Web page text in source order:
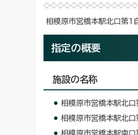
相模原市営橋本駅北口第1
指定の概要
施設の名称
相模原市営橋本駅北
相模原市営橋本駅北
相模原市営橋本駅南